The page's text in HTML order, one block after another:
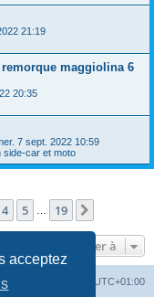
acceptez
21:19
maggiolina 6
20:35
7 sept. 2022 10:59
side-car et moto
4 5 19
Aller à
UTC+01:00